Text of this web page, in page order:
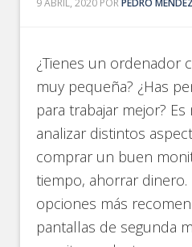
9 ABRIL, 2020 PORPEDRO MENDEZ
¿Tienes un ordenador
muy pequeña? ¿Has
para trabajar mejor?
analizar distintos
comprar un buen
tiempo, ahorrar dinero.
opciones más
pantallas de segunda